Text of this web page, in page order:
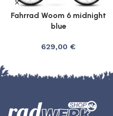
Fahrrad Woom 6 midnight
blue
629,00 €